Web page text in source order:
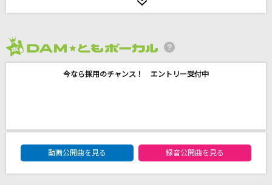
NICO Touches the Walls
涙のキッス
ポルノグラフィティ
今なら採用のチャンス！ エントリー受付中
DAM★ともボーカルエントリーランキング
動画公開曲を見る
録音公開曲を見る